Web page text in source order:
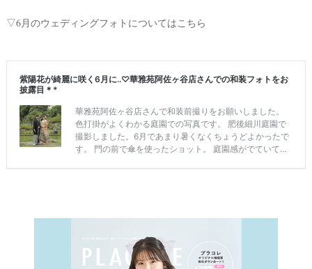
▽6月のウェディングフォトについてはこちら
新
記
を
c
ラ
ラ
キ
ン
ラ
レ
を
見